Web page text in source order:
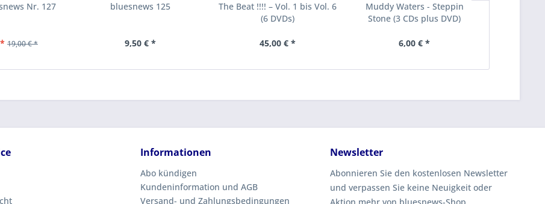
Nr. 127
19,00 € *
bluesnews 125
9,50 € *
The Beat !!!! – Vol. 1 bis Vol. 6
(6 DVDs)
45,00 € *
Muddy Waters - Steppin
Stone (3 CDs plus DVD)
6,00 € *
Informationen
Abo kündigen
Kundeninformation und AGB
Versand- und Zahlungsbedingungen
Newsletter
Abonnieren Sie den kostenlosen Newsletter
und verpassen Sie keine Neuigkeit oder